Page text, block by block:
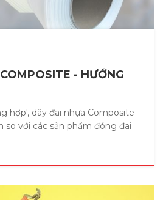
- HƯỚNG
hợp', dây đai nhựa Composite
so với các sản phẩm đóng đai